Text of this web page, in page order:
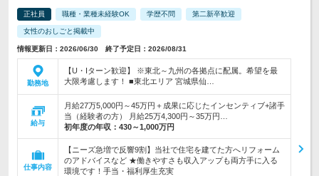
正社員 職種・業種未経験OK 学歴不問 第二新卒歓迎
女性のおしごと掲載中
情報更新日：2026/06/30 終了予定日：2026/08/31
勤務地
【U・Iターン歓迎】 ※東北～九州の各拠点に配属。希望を最
大限考慮します！ ■東北エリア 宮城県仙…
給与
月給27万5,000円～45万円＋成果に応じたインセンティブ+諸手
当（経験者の方） 月給25万4,300円～35万円…
初年度の年収： 430～1,000万円
仕事内容
【ニーズ急増で反響9割】当社で住宅を建てた方へリフォーム
のアドバイスなど ★働きやすさも収入アップも両方手に入る
環境です！手当・福利厚生充実